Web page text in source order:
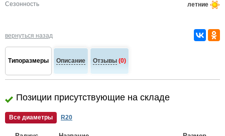
Сезонность
летние
вернуться назад
Типоразмеры Описание Отзывы (0)
Позиции присутствующие на складе
Все диаметры R20